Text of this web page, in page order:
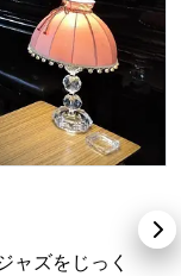
ャズをじっく